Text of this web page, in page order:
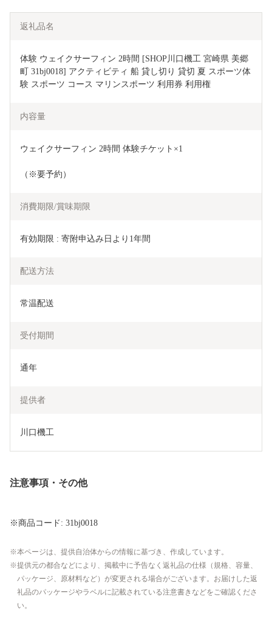
返礼品名
体験 ウェイクサーフィン 2時間 [SHOP川口機工 宮崎県 美郷
町 31bj0018] アクティビティ 船 貸し切り 貸切 夏 スポーツ体
験 スポーツ コース マリンスポーツ 利用券 利用権
内容量
ウェイクサーフィン 2時間 体験チケット×1
（※要予約）
消費期限/賞味期限
有効期限 : 寄附申込み日より1年間
配送方法
常温配送
受付期間
通年
提供者
川口機工
注意事項・その他
※商品コード: 31bj0018
本ページは、提供自治体からの情報に基づき、作成しています。
提供元の都合などにより、掲載中に予告なく返礼品の仕様（規格、容量、
パッケージ、原材料など）が変更される場合がございます。お届けした返
礼品のパッケージやラベルに記載されている注意書きなどをご確認くださ
い。